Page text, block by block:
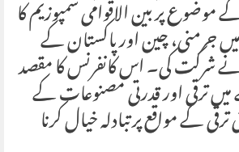
پر بین الاقوامی سمپوزیم کا
جرمنی، چین اور پاکستان کے
نے شرکت کی۔ اس کانفرنس کا مقصد
ترقی اور قدرتی مصنوعات کے
کے مواقع پر تبادلہ خیال کرنا